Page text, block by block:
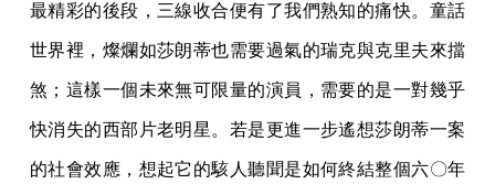
最精彩的後段，三線收合便有了我們熟知的痛快。童話
世界裡，燦爛如莎朗蒂也需要過氣的瑞克與克里夫來擋
煞；這樣一個未來無可限量的演員，需要的是一對幾乎
快消失的西部片老明星。若是更進一步遙想莎朗蒂一案
的社會效應，想起它的駭人聽聞是如何終結整個六〇年